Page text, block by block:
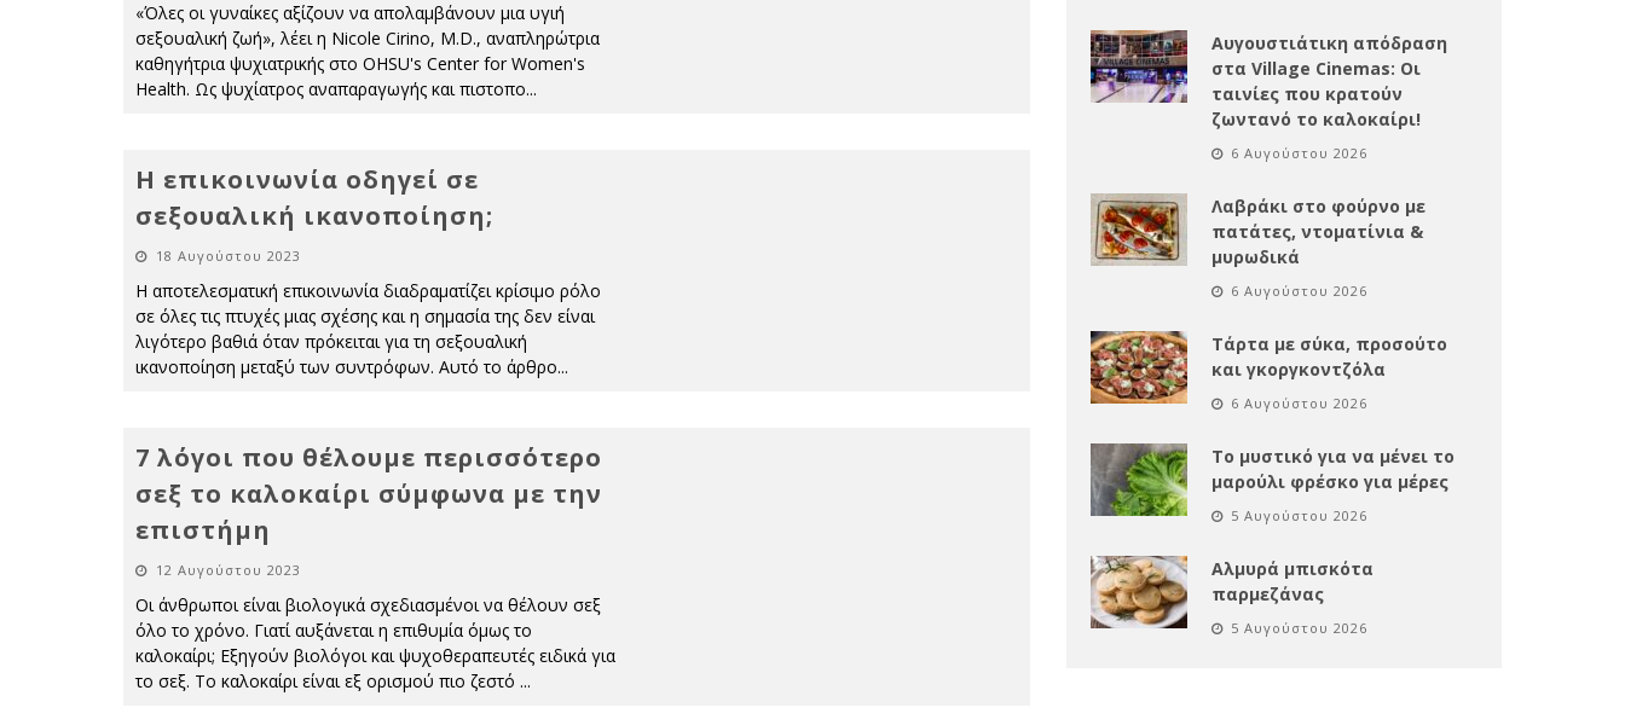
«Όλες οι γυναίκες αξίζουν να απολαμβάνουν μια υγιή
σεξουαλική ζωή», λέει η Nicole Cirino, M.D., αναπληρώτρια
καθηγήτρια ψυχιατρικής στο OHSU's Center for Women's
Health. Ως ψυχίατρος αναπαραγωγής και πιστοπο...
Η επικοινωνία οδηγεί σε
σεξουαλική ικανοποίηση;
18 Αυγούστου 2023
Η αποτελεσματική επικοινωνία διαδραματίζει κρίσιμο ρόλο
σε όλες τις πτυχές μιας σχέσης και η σημασία της δεν είναι
λιγότερο βαθιά όταν πρόκειται για τη σεξουαλική
ικανοποίηση μεταξύ των συντρόφων. Αυτό το άρθρο...
7 λόγοι που θέλουμε περισσότερο
σεξ το καλοκαίρι σύμφωνα με την
επιστήμη
12 Αυγούστου 2023
Οι άνθρωποι είναι βιολογικά σχεδιασμένοι να θέλουν σεξ
όλο το χρόνο. Γιατί αυξάνεται η επιθυμία όμως το
καλοκαίρι; Εξηγούν βιολόγοι και ψυχοθεραπευτές ειδικά για
το σεξ. Το καλοκαίρι είναι εξ ορισμού πιο ζεστό ...
Αυγουστιάτικη απόδραση
στα Village Cinemas: Οι
ταινίες που κρατούν
ζωντανό το καλοκαίρι!
6 Αυγούστου 2026
Λαβράκι στο φούρνο με
πατάτες, ντοματίνια &
μυρωδικά
6 Αυγούστου 2026
Τάρτα με σύκα, προσούτο
και γκοργκοντζόλα
6 Αυγούστου 2026
Το μυστικό για να μένει το
μαρούλι φρέσκο για μέρες
5 Αυγούστου 2026
Αλμυρά μπισκότα
παρμεζάνας
5 Αυγούστου 2026